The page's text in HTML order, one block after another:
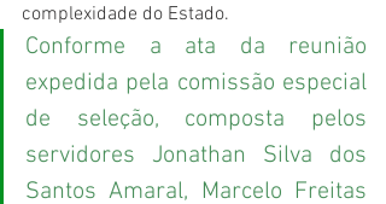
complexidade do Estado.
Conforme a ata da reunião
expedida pela comissão especial
de seleção, composta pelos
servidores Jonathan Silva dos
Santos Amaral, Marcelo Freitas